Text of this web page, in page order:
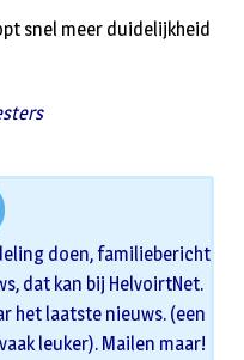
snel meer duidelijkheid
doen, familiebericht
dat kan bij HelvoirtNet.
het laatste nieuws. (een
leuker). Mailen maar!